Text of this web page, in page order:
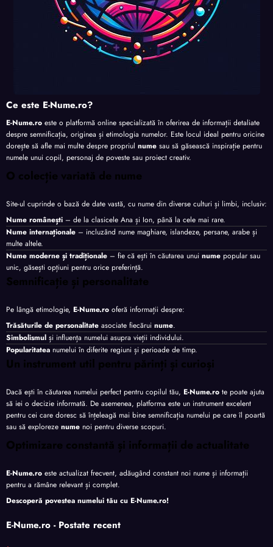
Ce este E-Nume.ro?
E-Nume.ro este o platformă online specializată în oferirea de informații detaliate
despre semnificația, originea și etimologia numelor. Este locul ideal pentru oricine
dorește să afle mai multe despre propriul nume sau să găsească inspirație pentru
numele unui copil, personaj de poveste sau proiect creativ.
O colecție variată de nume
Site-ul cuprinde o bază de date vastă, cu nume din diverse culturi și limbi, inclusiv:
Nume românești – de la clasicele Ana și Ion, până la cele mai rare.
Nume internaționale – incluzând nume maghiare, islandeze, persane, arabe și
multe altele.
Nume moderne și tradiționale – fie că ești în căutarea unui nume popular sau
unic, găsești opțiuni pentru orice preferință.
Semnificație și personalitate
Pe lângă etimologie, E-Nume.ro oferă informații despre:
Trăsăturile de personalitate asociate fiecărui nume.
Simbolismul și influența numelui asupra vieții individului.
Popularitatea numelui în diferite regiuni și perioade de timp.
Un instrument util pentru părinți și curioși
Dacă ești în căutarea numelui perfect pentru copilul tău, E-Nume.ro te poate ajuta
să iei o decizie informată. De asemenea, platforma este un instrument excelent
pentru cei care doresc să înțeleagă mai bine semnificația numelui pe care îl poartă
sau să exploreze nume noi pentru diverse scopuri.
Optimizare constantă și informații de actualitate
E-Nume.ro este actualizat frecvent, adăugând constant noi nume și informații
pentru a rămâne relevant și complet.
Descoperă povestea numelui tău cu E-Nume.ro!
E-Nume.ro - Postate recent